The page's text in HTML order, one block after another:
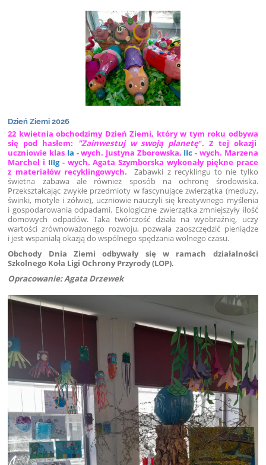
Dzień Ziemi 2026
22 kwietnia obchodzimy Dzień Ziemi, który w tym roku odbywa
się pod hasłem:
"Zainwestuj w swoją planetę". Z tej okazji
uczniowie klas Ia - wych. Justyna Zborowska, IIc - wych. Marzena
Marchel i IIIg- wych. Agata Szymborska wykonały piękne prace
z materiałów recyklingowych.
Zabawki z recyklingu to nie tylko
świetna zabawa ale również sposób na ochronę środowiska.
Przekształcając zwykłe przedmioty w fascynujące zwierzątka (meduzy,
świnki, motyle i żółwie), uczniowie nauczyli się kreatywnego myślenia
i gospodarowania odpadami. Ekologiczne zwierzątka zmniejszyły ilość
domowych odpadów. Taka twórczość działa na wyobraźnię, uczy
wartości zrównoważonego rozwoju, pozwala zaoszczędzić pieniądze
i jest wspaniałą okazją do wspólnego spędzania wolnego czasu.
Obchody Dnia Ziemi odbywały się w ramach działalności
Szkolnego Koła Ligi Ochrony Przyrody (LOP).
Opracowanie: Agata Drzewek